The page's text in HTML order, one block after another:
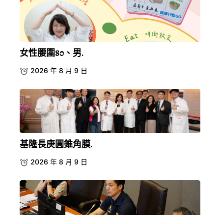
女性腰圍80、男.
2026 年 8 月 9 日
基隆長庚圓錐角膜.
2026 年 8 月 9 日